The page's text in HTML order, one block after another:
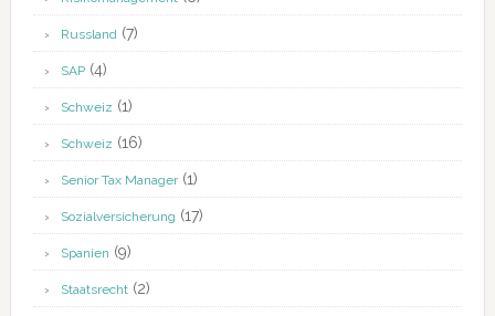
Russland(7)
SAP(4)
Schweiz (1)
Schweiz (16)
Senior Tax Manager(1)
Sozialversicherung (17)
Spanien (9)
Staatsrecht(2)